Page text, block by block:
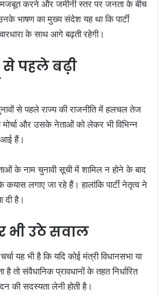
मजबूत करने और जमीनी स्तर पर जनता के बीच
भाषण का मुख्य संदेश यह था कि पार्टी
के साथ आगे बढ़ती रहेगी।
पहले बढ़ी
से पहले राज्य की राजनीति में हलचल तेज
मोर्चा और उसके नेताओं को लेकर भी विभिन्न
आई हैं।
के नाम चुनावी सूची में शामिल न होने के बाद
लगाए जा रहे हैं। हालांकि पार्टी नेतृत्व ने
दी है।
भी उठे सवाल
यह भी है कि यदि कोई मंत्री विधानसभा या
तो संवैधानिक प्रावधानों के तहत निर्धारित
की सदस्यता लेनी होती है।